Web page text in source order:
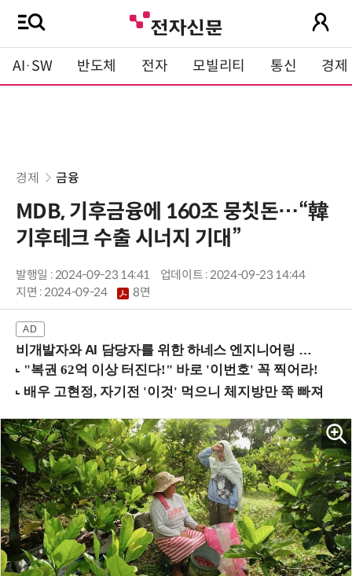
AI·SW 반도체 전자 모빌리티 통신 경제
경제 금융
MDB, 기후금융에 160조 뭉칫돈…“韓
기후테크 수출 시너지 기대”
발행일 : 2024-09-23 14:41
업데이트 : 2024-09-23 14:44
지면 :2024-09-24 8면
비개발자와 AI 담당자를 위한 하네스 엔지니어링 입문과정 (8/20 신논현역)